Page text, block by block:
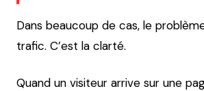
Dans beaucoup de cas, le
trafic. C’est la clarté.
Quand un visiteur arrive sur une